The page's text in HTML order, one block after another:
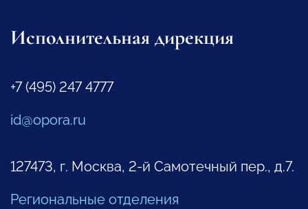
Исполнительная дирекция
+7 (495) 247 4777
id@opora.ru
127473, г. Москва, 2-й Самотечный пер., д.7.
Региональные отделения